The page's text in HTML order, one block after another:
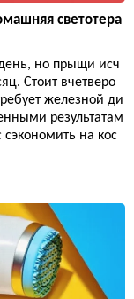
светотера
но прыщи исч
Стоит вчетверо
железной ди
результатам
на кос